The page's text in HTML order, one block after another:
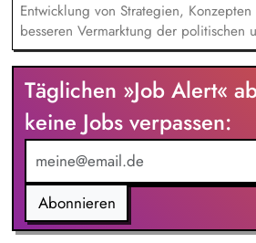
Entwicklung von Strategien,
besseren Vermarktung der politischen
Aktivitäten des BUND Baden-
Unterstützung und Qualifizierung der
Ehrenamtlichen im BUND zur
Sichtbarkeit des BUND, Konzeptionelle
BUND-Auftritts bei Veranstaltungen,
Täglichen »Job Alert«
keine Jobs verpassen:
Abonnieren